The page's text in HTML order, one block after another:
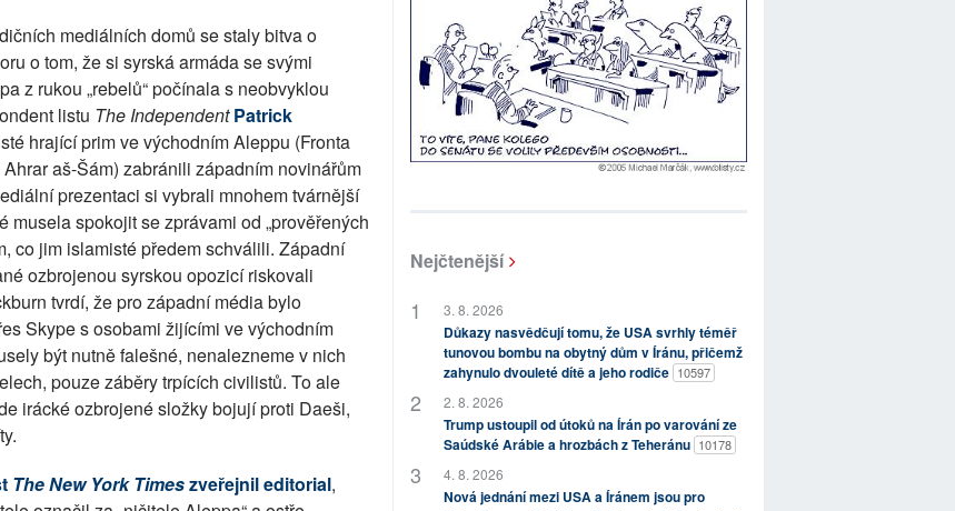
mediálních domů se staly bitva o
o tom, že si syrská armáda se svými
z rukou „rebelů“ počínala s neobvyklou
listu The IndependentPatrick
hrající prim ve východním Aleppu (Fronta
aš-Šám) zabránili západním novinářům
prezentaci si vybrali mnohem tvárnější
musela spokojit se zprávami od „prověřených
co jim islamisté předem schválili. Západní
ozbrojenou syrskou opozicí riskovali
tvrdí, že pro západní média bylo
Skype s osobami žijícími ve východním
být nutně falešné, nenalezneme v nich
pouze záběry trpících civilistů. To ale
irácké ozbrojené složky bojují proti Daeši,
The New York Timeszveřejnil editorial,
Nejčtenější
3. 8. 2026
Důkazy nasvědčují tomu, že USA svrhly téměř
tunovou bombu na obytný dům v Íránu, přičemž
zahynulo dvouleté dítě a jeho rodiče 10597
2. 8. 2026
Trump ustoupil od útoků na Írán po varování ze
Saúdské Arábie a hrozbách z Teheránu 10178
4. 8. 2026
Nová jednání mezi USA a Íránem jsou pro